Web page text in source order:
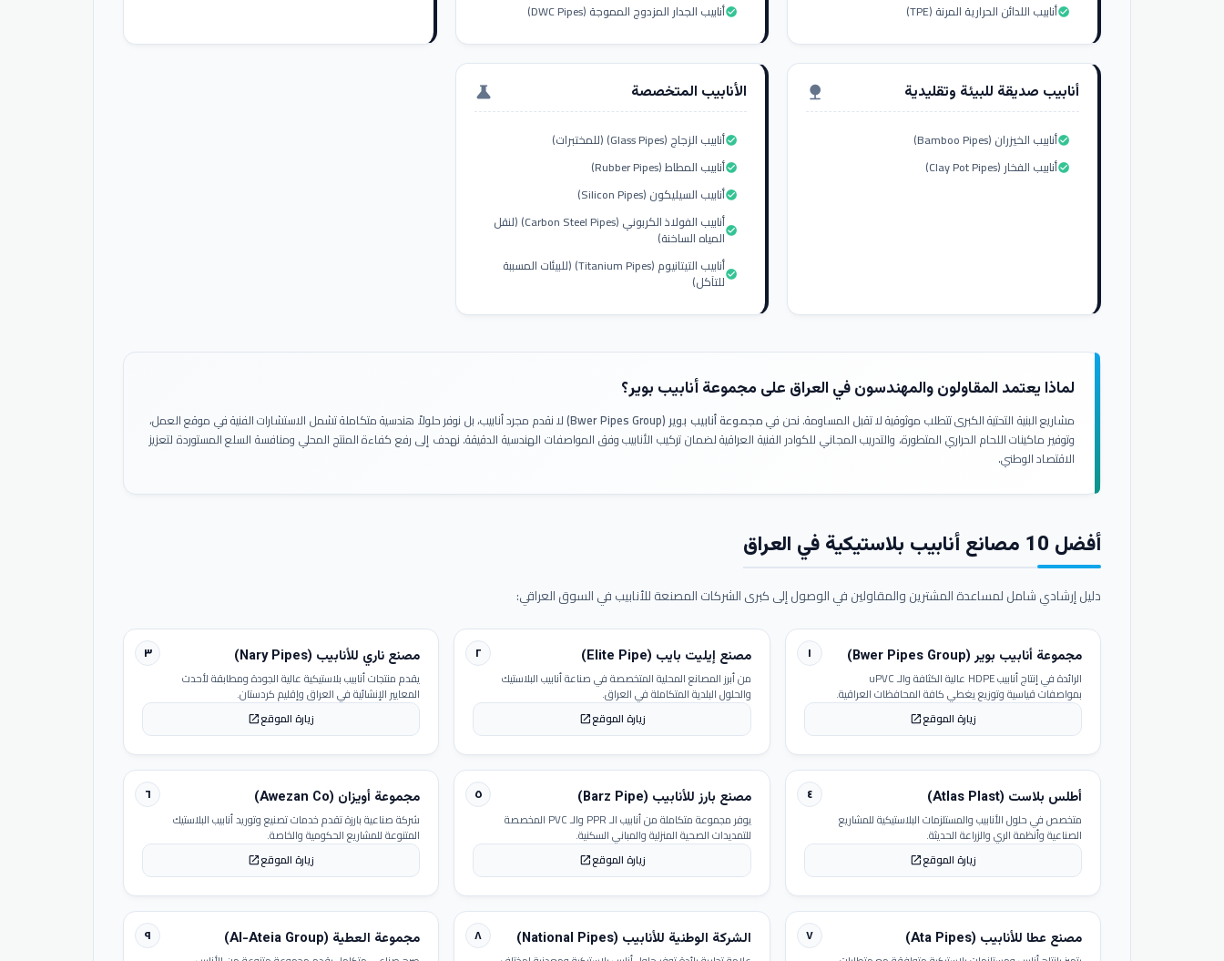
أنابيب اللدائن الحرارية المرنة (TPE)check_circle أنابيب الجدار المزدوج المموجة (DWC Pipes)check_circle
أنابيب صديقة للبيئة وتقليدية nature
أنابيب الخيزران (Bamboo Pipes)check_circle
أنابيب الفخار (Clay Pot Pipes)check_circle
الأنابيب المتخصصة science
أنابيب الزجاج (Glass Pipes) (للمختبرات)check_circle
أنابيب المطاط (Rubber Pipes)check_circle
أنابيب السيليكون (Silicon Pipes)check_circle
أنابيب الفولاذ الكربوني (Carbon Steel Pipes) (لنقل
المياه الساخنة)check_circle
أنابيب التيتانيوم (Titanium Pipes) (للبيئات المسببة
للتآكل)check_circle
لماذا يعتمد المقاولون والمهندسون في العراق على مجموعة أنابيب بوير؟
مشاريع البنية التحتية الكبرى تتطلب موثوقية لا تقبل المساومة. نحن فيمجموعة أنابيب بوير (Bwer Pipes Group)
لا نقدم مجرد أنابيب، بل نوفر حلولاً هندسية متكاملة تشمل الاستشارات الفنية في موقع العمل،
وتوفير ماكينات اللحام الحراري المتطورة، والتدريب المجاني للكوادر الفنية العراقية لضمان تركيب الأنابيب وفق المواصفات الهندسية الدقيقة. نهدف إلى رفع كفاءة المنتج المحلي ومنافسة السلع المستوردة لتعزيز
الاقتصاد الوطني.
أفضل 10 مصانع أنابيب بلاستيكية في العراق
دليل إرشادي شامل لمساعدة المشترين والمقاولين في الوصول إلى كبرى الشركات المصنعة للأنابيب في السوق العراقي:
١ مجموعة أنابيب بوير (Bwer Pipes Group)
الرائدة في إنتاج أنابيب HDPE عالية الكثافة والـ uPVC
بمواصفات قياسية وتوزيع يغطي كافة المحافظات العراقية.
زيارة الموقعopen_in_new
٢ مصنع إيليت بايب (Elite Pipe)
من أبرز المصانع المحلية المتخصصة في صناعة أنابيب البلاستيك
والحلول البلدية المتكاملة في العراق.
زيارة الموقعopen_in_new
٣ مصنع ناري للأنابيب (Nary Pipes)
يقدم منتجات أنابيب بلاستيكية عالية الجودة ومطابقة لأحدث
المعايير الإنشائية في العراق وإقليم كردستان.
زيارة الموقعopen_in_new
٤ أطلس بلاست (Atlas Plast)
متخصص في حلول الأنابيب والمستلزمات البلاستيكية للمشاريع
الصناعية وأنظمة الري والزراعة الحديثة.
زيارة الموقعopen_in_new
٥ مصنع بارز للأنابيب (Barz Pipe)
يوفر مجموعة متكاملة من أنابيب الـ PPR والـ PVC المخصصة
للتمديدات الصحية المنزلية والمباني السكنية.
زيارة الموقعopen_in_new
٦ مجموعة أويزان (Awezan Co)
شركة صناعية بارزة تقدم خدمات تصنيع وتوريد أنابيب البلاستيك
المتنوعة للمشاريع الحكومية والخاصة.
زيارة الموقعopen_in_new
٧ مصنع عطا للأنابيب (Ata Pipes) ٨ الشركة الوطنية للأنابيب (National Pipes) ٩ مجموعة العطية (Al-Ateia Group)